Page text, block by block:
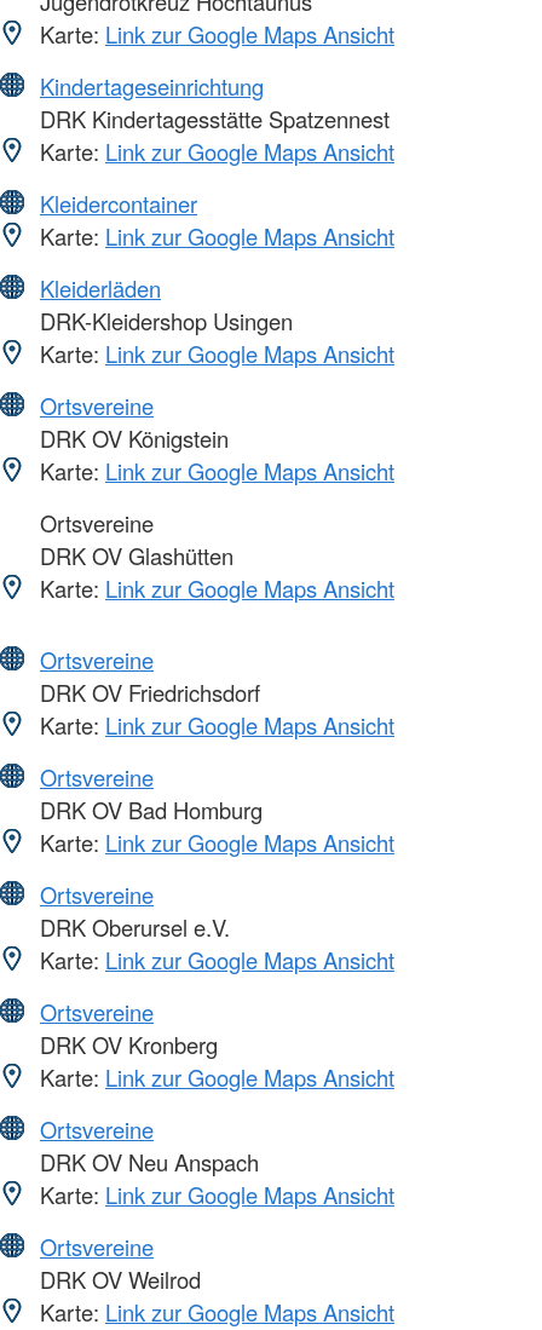
Karte: Link zur Google Maps Ansicht
Kindertageseinrichtung
DRK Kindertagesstätte Spatzennest
Karte: Link zur Google Maps Ansicht
Kleidercontainer
Karte: Link zur Google Maps Ansicht
Kleiderläden
DRK-Kleidershop Usingen
Karte: Link zur Google Maps Ansicht
Ortsvereine
DRK OV Königstein
Karte: Link zur Google Maps Ansicht
Ortsvereine
DRK OV Glashütten
Karte: Link zur Google Maps Ansicht
Ortsvereine
DRK OV Friedrichsdorf
Karte: Link zur Google Maps Ansicht
Ortsvereine
DRK OV Bad Homburg
Karte: Link zur Google Maps Ansicht
Ortsvereine
DRK Oberursel e.V.
Karte: Link zur Google Maps Ansicht
Ortsvereine
DRK OV Kronberg
Karte: Link zur Google Maps Ansicht
Ortsvereine
DRK OV Neu Anspach
Karte: Link zur Google Maps Ansicht
Ortsvereine
DRK OV Weilrod
Karte: Link zur Google Maps Ansicht